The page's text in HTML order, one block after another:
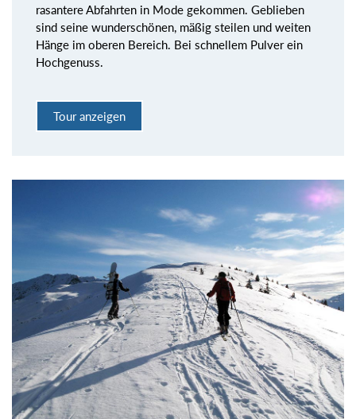
rasantere Abfahrten in Mode gekommen. Geblieben
sind seine wunderschönen, mäßig steilen und weiten
Hänge im oberen Bereich. Bei schnellem Pulver ein
Hochgenuss.
Tour anzeigen